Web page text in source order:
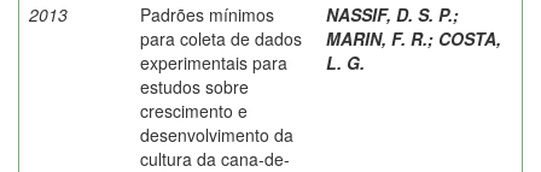
2013
Padrões mínimos
para coleta de dados
experimentais para
estudos sobre
crescimento e
desenvolvimento da
cultura da cana-de-
NASSIF, D. S. P.;
MARIN, F. R.; COSTA,
L. G.